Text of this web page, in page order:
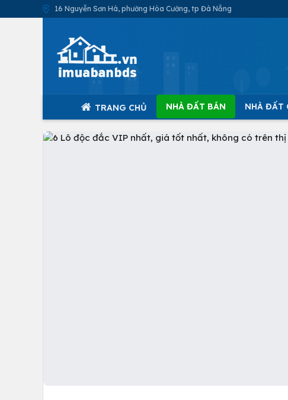
16 Nguyễn Sơn Hà, phường Hòa Cường, tp Đà Nẵng
TRANG CHỦ NHÀ ĐẤT BÁN NHÀ ĐẤT